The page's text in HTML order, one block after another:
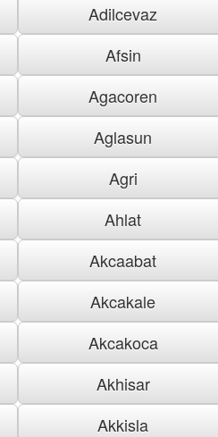
Adilcevaz
Afsin
Agacoren
Aglasun
Agri
Ahlat
Akcaabat
Akcakale
Akcakoca
Akhisar
Akkisla